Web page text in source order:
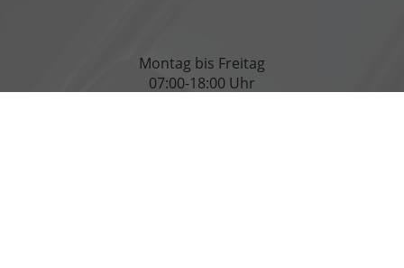
Montag bis Freitag
07:00-18:00 Uhr